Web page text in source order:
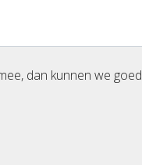
dan kunnen we goed